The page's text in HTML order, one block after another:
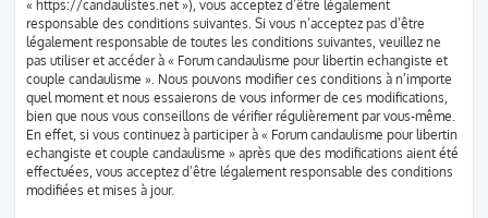
« https://candaulistes.net »), vous acceptez d’être légalement
responsable des conditions suivantes. Si vous n’acceptez pas d’être
légalement responsable de toutes les conditions suivantes, veuillez ne
pas utiliser et accéder à « Forum candaulisme pour libertin echangiste et
couple candaulisme ». Nous pouvons modifier ces conditions à n’importe
quel moment et nous essaierons de vous informer de ces modifications,
bien que nous vous conseillons de vérifier régulièrement par vous-même.
En effet, si vous continuez à participer à « Forum candaulisme pour libertin
echangiste et couple candaulisme » après que des modifications aient été
effectuées, vous acceptez d’être légalement responsable des conditions
modifiées et mises à jour.